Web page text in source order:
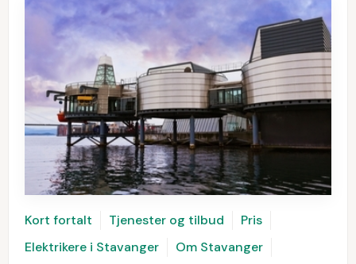
Kort fortalt Tjenester og tilbud
Pris
Elektrikere i Stavanger
Om Stavanger